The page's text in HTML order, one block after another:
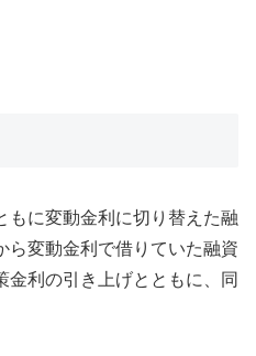
もに変動金利に切り替えた融
ら変動金利で借りていた融資
金利の引き上げとともに、同